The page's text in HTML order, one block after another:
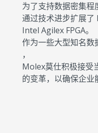
为了支持数据密集
通过技术进步扩展了
Intel Agilex FPGA。
作为一些大型知名数
，
Molex莫仕积极接受
的变革，以确保企业